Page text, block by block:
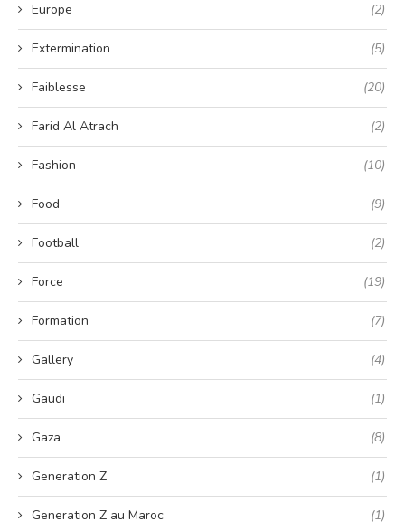
Europe (2)
Extermination (5)
Faiblesse (20)
Farid Al Atrach (2)
Fashion (10)
Food (9)
Football (2)
Force (19)
Formation (7)
Gallery (4)
Gaudi (1)
Gaza (8)
Generation Z (1)
Generation Z au Maroc (1)